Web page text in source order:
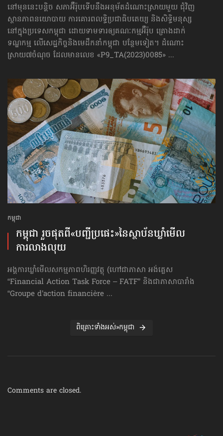
នៅមុននេះបន្តិច សភាអ៊ឺរ៉ុបទើបនឹងអនុម័តដំណោះស្រាយមួយ ជុំវិញ
ស្ថានភាពនយោបាយ ការគោរព​លទ្ធិ​ប្រជាធិបតេយ្យ និងសិទ្ធិមនុស្ស
នៅក្នុងប្រទេសកម្ពុជា ដោយទាមទារឲ្យគណៈកម្មអ៊ឺរ៉ុប គ្រោងដាក់​
ទណ្ឌកម្ម លើសេដ្ឋកិច្ច​និងមេដឹកនាំកម្ពុជា បន្ថែមទៀត។ ដំណោះ
ស្រាយ៧ចំណុច ដែលមានលេខ «P9_TA(2023)0085» ...
កម្ពុជា
កម្ពុជា រួចផុតពី«បញ្ជីប្រផេះ»​នៃស្ថាប័ន​ឃ្លាំមើល​
ការលាងលុយ
អង្គការឃ្លាំមើលសកម្មភាពហិរញ្ញវត្ថុ (ហៅ​ជា​ភាសា អង់គ្លេស
“Financial Action Task Force – FATF” និងជាភាសាបារាំង
“Groupe d’action financière ...
ពិគ្រោះទាំងអស់»កម្ពុជា
Comments are closed.